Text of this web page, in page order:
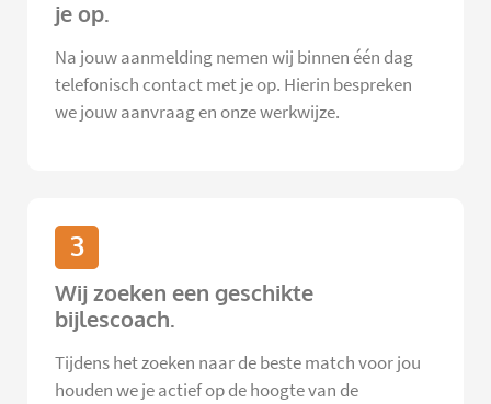
je op.
Na jouw aanmelding nemen wij binnen één dag
telefonisch contact met je op. Hierin bespreken
we jouw aanvraag en onze werkwijze.
3
Wij zoeken een geschikte
bijlescoach.
Tijdens het zoeken naar de beste match voor jou
houden we je actief op de hoogte van de